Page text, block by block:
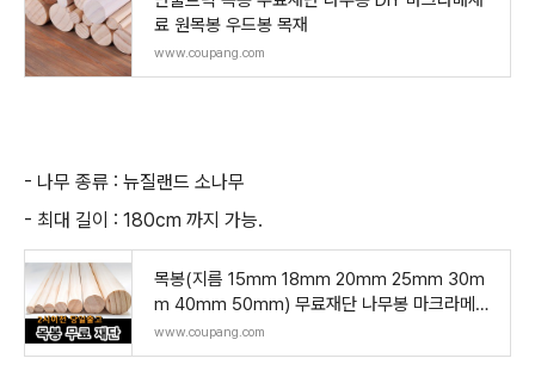
료 원목봉 우드봉 목재
www.coupang.com
- 나무 종류 : 뉴질랜드 소나무
- 최대 길이 : 180cm 까지 가능.
목봉(지름 15mm 18mm 20mm 25mm 30m
m 40mm 50mm) 무료재단 나무봉 마크라메재
료 DIY 원목봉 우드봉 행잉봉
www.coupang.com